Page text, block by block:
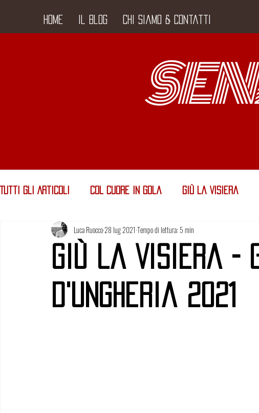
Home Il Blog Chi siamo & Contatti
Tutti gli Articoli Col Cuore in Gola Giù la Visiera
Giù la Visiera -
d'Ungheria 2021
Luca Ruocco28 lug 2021 Tempo di lettura: 5 min